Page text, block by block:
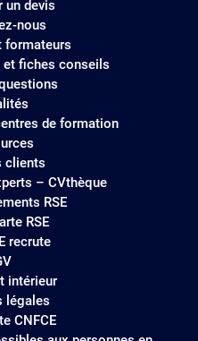
un devis
nous
formateurs
fiches conseils
de formation
clients
– CVthèque
RSE
RSE
recrute
intérieur
légales
CNFCE